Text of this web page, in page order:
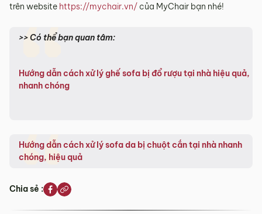
trên website https://mychair.vn/ của MyChair bạn nhé!
>> Có thể bạn quan tâm:
Hướng dẫn cách xử lý ghế sofa bị đổ rượu tại nhà hiệu quả,
nhanh chóng
Hướng dẫn cách xử lý sofa da bị chuột cắn tại nhà nhanh
chóng, hiệu quả
Chia sẻ :